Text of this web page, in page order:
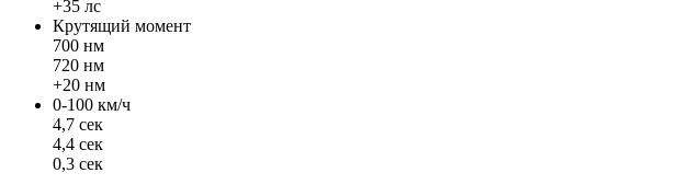
+35 лс
Крутящий момент
700 нм
720 нм
+20 нм
0-100 км/ч
4,7 сек
4,4 сек
0,3 сек